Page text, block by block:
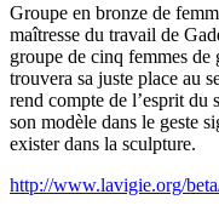
Groupe en bronze de
maîtresse du travail de
groupe de cinq femmes
trouvera sa juste place au
rend compte de l’esprit du
son modèle dans le geste
exister dans la sculpture.
http://www.lavigie.org/